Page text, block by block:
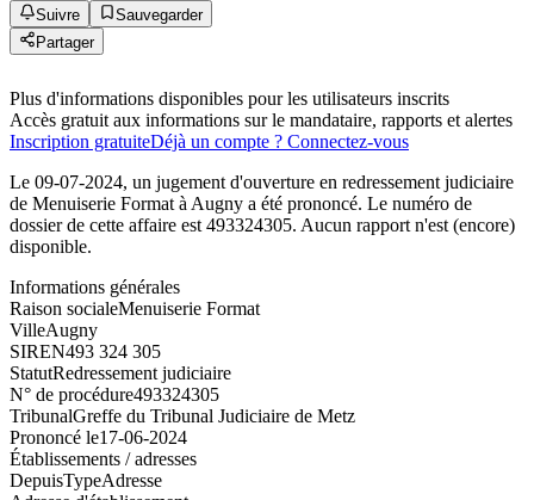
Suivre
Sauvegarder
Partager
Plus d'informations disponibles pour les utilisateurs inscrits
Accès gratuit aux informations sur le mandataire, rapports et alertes
Inscription gratuiteDéjà un compte ? Connectez-vous
Le 09-07-2024, un jugement d'ouverture en redressement judiciaire
de Menuiserie Format à Augny a été prononcé. Le numéro de
dossier de cette affaire est 493324305. Aucun rapport n'est (encore)
disponible.
Informations générales
Raison socialeMenuiserie Format
VilleAugny
SIREN493 324 305
StatutRedressement judiciaire
N° de procédure493324305
TribunalGreffe du Tribunal Judiciaire de Metz
Prononcé le17-06-2024
Établissements / adresses
DepuisTypeAdresse